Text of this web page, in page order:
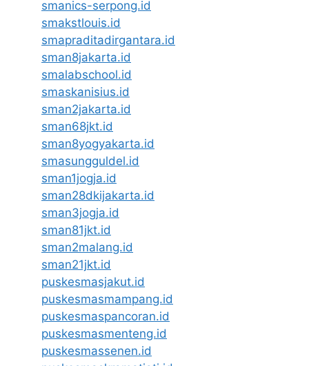
smanics-serpong.id
smakstlouis.id
smapraditadirgantara.id
sman8jakarta.id
smalabschool.id
smaskanisius.id
sman2jakarta.id
sman68jkt.id
sman8yogyakarta.id
smasungguldel.id
sman1jogja.id
sman28dkijakarta.id
sman3jogja.id
sman81jkt.id
sman2malang.id
sman21jkt.id
puskesmasjakut.id
puskesmasmampang.id
puskesmaspancoran.id
puskesmasmenteng.id
puskesmassenen.id